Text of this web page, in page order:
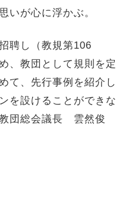
いが心に浮かぶ。
聘し（教規第106
、教団として規則を定
て、先行事例を紹介し
を設けることができな
団総会議長 雲然俊